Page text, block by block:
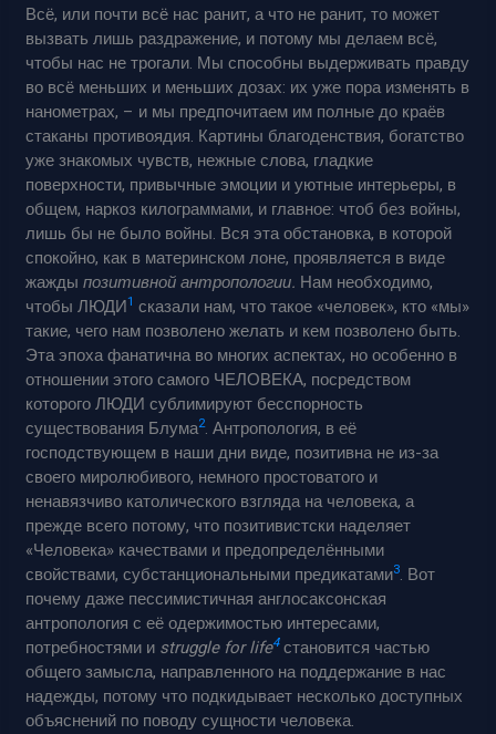
Всё, или почти всё нас ранит, а что не ранит, то может
вызвать лишь раздражение, и потому мы делаем всё,
чтобы нас не трогали. Мы способны выдерживать правду
во всё меньших и меньших дозах: их уже пора изменять в
нанометрах, – и мы предпочитаем им полные до краёв
стаканы противоядия. Картины благоденствия, богатство
уже знакомых чувств, нежные слова, гладкие
поверхности, привычные эмоции и уютные интерьеры, в
общем, наркоз килограммами, и главное: чтоб без войны,
лишь бы не было войны. Вся эта обстановка, в которой
спокойно, как в материнском лоне, проявляется в виде
жаждыпозитивной антропологии. Нам необходимо,
чтобы ЛЮДИ1 сказали нам, что такое «человек», кто «мы»
такие, чего нам позволено желать и кем позволено быть.
Эта эпоха фанатична во многих аспектах, но особенно в
отношении этого самого ЧЕЛОВЕКА, посредством
которого ЛЮДИ сублимируют бесспорность
существования Блума2. Антропология, в её
господствующем в наши дни виде, позитивна не из-за
своего миролюбивого, немного простоватого и
ненавязчиво католического взгляда на человека, а
прежде всего потому, что позитивистски наделяет
«Человека» качествами и предопределёнными
свойствами, субстанциональными предикатами3. Вот
почему даже пессимистичная англосаксонская
антропология с её одержимостью интересами,
потребностями и struggle for life4становится частью
общего замысла, направленного на поддержание в нас
надежды, потому что подкидывает несколько доступных
объяснений по поводу сущности человека.